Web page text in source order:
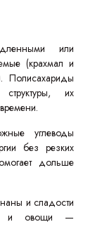
или
(крахмал и
Полисахариды
их
углеводы
без резких
дольше
и сладости
и овощи —